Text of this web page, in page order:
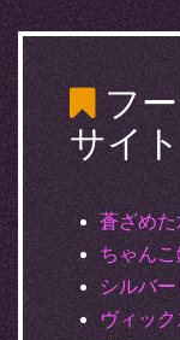
フ
サイト
蒼ざめ
ちゃんこ
シルバ
ヴィッ